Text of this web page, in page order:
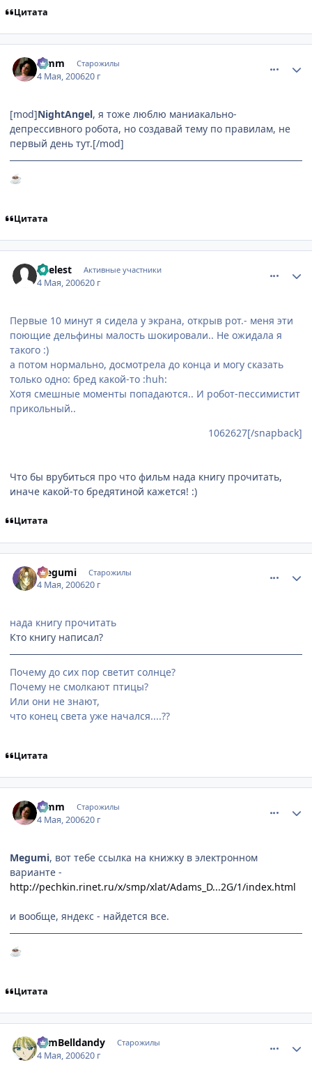
Цитата
Limm Старожилы
4 Мая, 200620 г
[mod]NightAngel, я тоже люблю маниакально-
депрессивного робота, но создавай тему по правилам, не
первый день тут.[/mod]
☕
Цитата
Shelest Активные участники
4 Мая, 200620 г
Первые 10 минут я сидела у экрана, открыв рот.- меня эти
поющие дельфины малость шокировали.. Не ожидала я
такого :)
а потом нормально, досмотрела до конца и могу сказать
только одно: бред какой-то :huh:
Хотя смешные моменты попадаются.. И робот-пессимистит
прикольный..
1062627[/snapback]
Что бы врубиться про что фильм нада книгу прочитать,
иначе какой-то бредятиной кажется! :)
Цитата
Megumi Старожилы
4 Мая, 200620 г
нада книгу прочитать
Кто книгу написал?
Почему до сих пор светит солнце?
Почему не смолкают птицы?
Или они не знают,
что конец света уже начался....??
Цитата
Limm Старожилы
4 Мая, 200620 г
Megumi, вот тебе ссылка на книжку в электронном
варианте -
http://pechkin.rinet.ru/x/smp/xlat/Adams_D...2G/1/index.html
и вообще, яндекс - найдется все.
☕
Цитата
TomBelldandy Старожилы
4 Мая, 200620 г